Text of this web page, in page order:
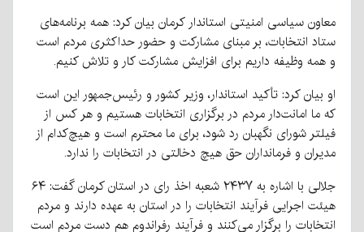
معاون سیاسی امنیتی استاندار کرمان بیان کرد: همه برنامه‌های
ستاد انتخابات، بر مبنای مشارکت و حضور حداکثری مردم است
و همه وظیفه داریم برای افزایش مشارکت کار و تلاش کنیم.
او بیان کرد: تأکید استاندار، وزیر کشور و رئیس‌جمهور این است
که ما امانت‌دار مردم در برگزاری انتخابات هستیم و هر کس از
فیلتر شورای نگهبان رد شود، برای ما محترم است و هیچ‌کدام از
مدیران و فرمانداران حق هیچ دخالتی در انتخابات را ندارد.
جلالی با اشاره به ۲۴۳۷ شعبه اخذ رای در استان کرمان گفت: ۶۴
هیئت اجرایی فرآیند انتخابات را در استان به عهده دارند و مردم
انتخابات را برگزار می‌کنند و فرآیند رفراندوم هم دست مردم است